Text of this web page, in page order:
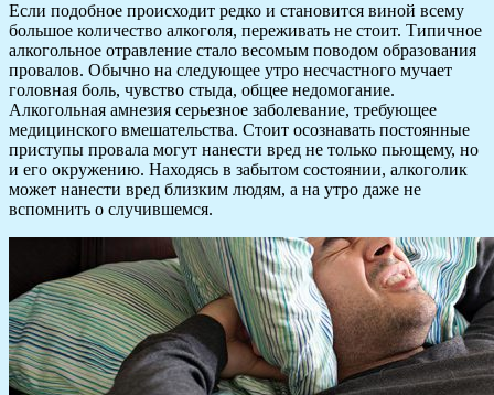
Если подобное происходит редко и становится виной всему
большое количество алкоголя, переживать не стоит. Типичное
алкогольное отравление стало весомым поводом образования
провалов. Обычно на следующее утро несчастного мучает
головная боль, чувство стыда, общее недомогание.
Алкогольная амнезия серьезное заболевание, требующее
медицинского вмешательства. Стоит осознавать постоянные
приступы провала могут нанести вред не только пьющему, но
и его окружению. Находясь в забытом состоянии, алкоголик
может нанести вред близким людям, а на утро даже не
вспомнить о случившемся.